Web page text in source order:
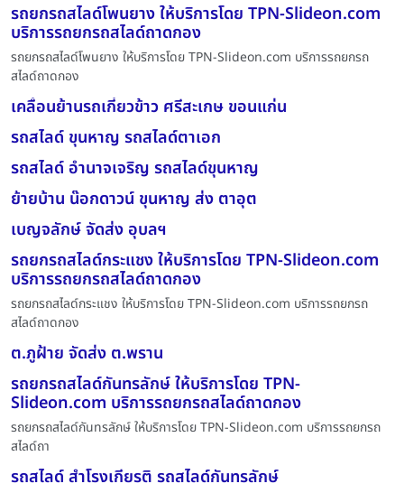
รถยกรถสไลด์โพนยาง ให้บริการโดย TPN-Slideon.com
บริการรถยกรถสไลด์ถาดกอง
รถยกรถสไลด์โพนยาง ให้บริการโดย TPN-Slideon.com บริการรถยกรถ
สไลด์ถาดกอง
เคลื่อนย้านรถเกี่ยวข้าว ศรีสะเกษ ขอนแก่น
รถสไลด์ ขุนหาญ รถสไลด์ตาเอก
รถสไลด์ อำนาจเจริญ รถสไลด์ขุนหาญ
ย้ายบ้าน น๊อกดาวน์ ขุนหาญ ส่ง ตาอุต
เบญจลักษ์ จัดส่ง อุบลฯ
รถยกรถสไลด์กระแชง ให้บริการโดย TPN-Slideon.com
บริการรถยกรถสไลด์ถาดกอง
รถยกรถสไลด์กระแชง ให้บริการโดย TPN-Slideon.com บริการรถยกรถ
สไลด์ถาดกอง
ต.ภูฝ้าย จัดส่ง ต.พราน
รถยกรถสไลด์กันทรลักษ์ ให้บริการโดย TPN-
Slideon.com บริการรถยกรถสไลด์ถาดกอง
รถยกรถสไลด์กันทรลักษ์ ให้บริการโดย TPN-Slideon.com บริการรถยกรถ
สไลด์ถา
รถสไลด์ สำโรงเกียรติ รถสไลด์กันทรลักษ์